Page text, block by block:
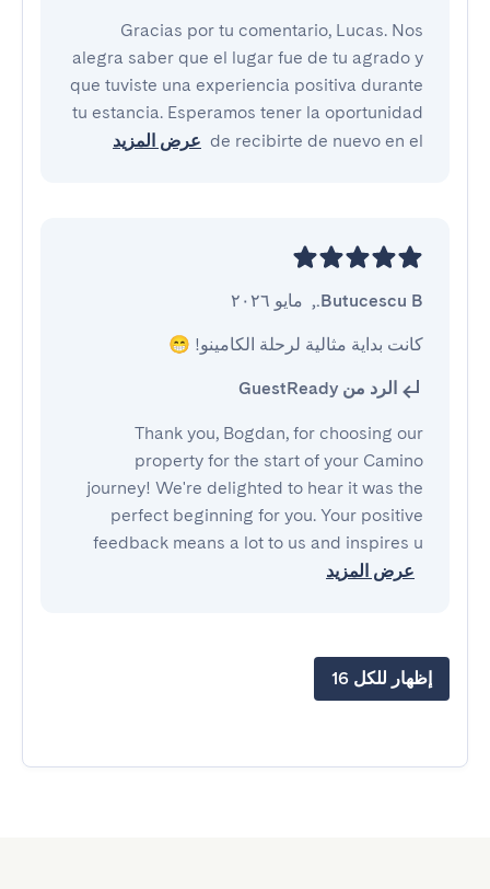
Gracias por tu comentario, Lucas. Nos
alegra saber que el lugar fue de tu agrado y
que tuviste una experiencia positiva durante
tu estancia. Esperamos tener la oportunidad
de recibirte de nuevo en el عرض المزيد
Butucescu B.
, مايو ٢٠٢٦
كانت بداية مثالية لرحلة الكامينو! 😁
الرد من GuestReady
Thank you, Bogdan, for choosing our
property for the start of your Camino
journey! We're delighted to hear it was the
perfect beginning for you. Your positive
feedback means a lot to us and inspires u
عرض المزيد
إظهار للكل 16